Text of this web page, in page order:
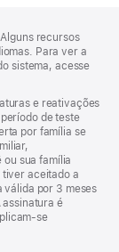
recursos
Para ver a
sistema, acesse
e reativações
de teste
por família se
sua família
tiver aceitado a
válida por 3 meses
é
se